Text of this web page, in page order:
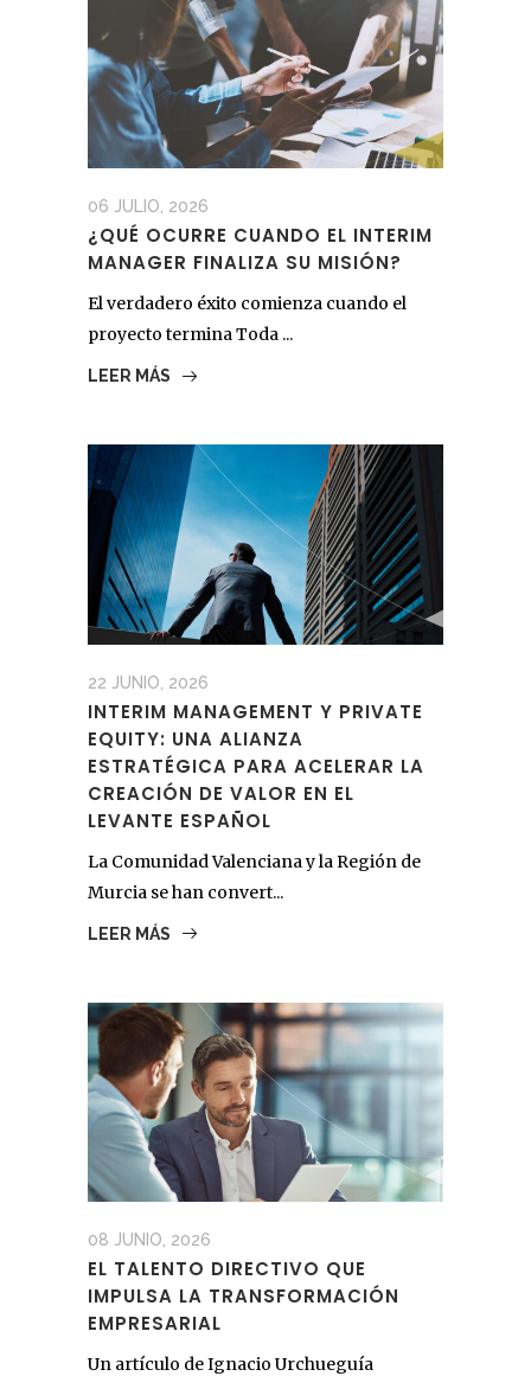
06 JULIO, 2026
¿QUÉ OCURRE CUANDO EL INTERIM
MANAGER FINALIZA SU MISIÓN?
El verdadero éxito comienza cuando el
proyecto termina Toda ...
LEER MÁS
22 JUNIO, 2026
INTERIM MANAGEMENT Y PRIVATE
EQUITY: UNA ALIANZA
ESTRATÉGICA PARA ACELERAR LA
CREACIÓN DE VALOR EN EL
LEVANTE ESPAÑOL
La Comunidad Valenciana y la Región de
Murcia se han convert...
LEER MÁS
08 JUNIO, 2026
EL TALENTO DIRECTIVO QUE
IMPULSA LA TRANSFORMACIÓN
EMPRESARIAL
Un artículo de Ignacio Urchueguía